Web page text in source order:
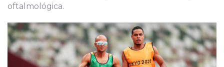
oftalmológica.